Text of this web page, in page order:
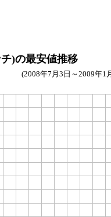
)の最安値推移
(2008年7月3日～2009年1